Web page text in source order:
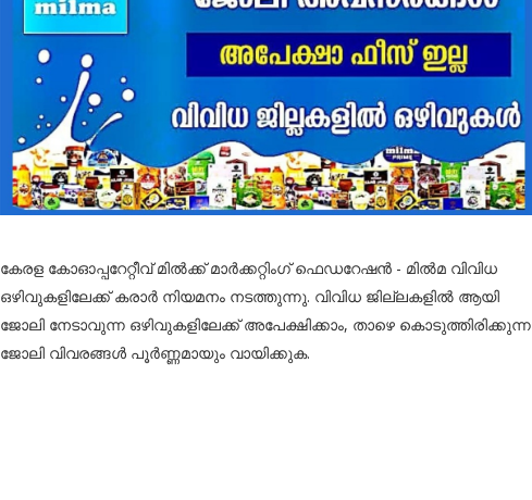
കേരള കോഓപ്പറേറ്റീവ് മിൽക്ക് മാർക്കറ്റിംഗ് ഫെഡറേഷൻ - മിൽമ വിവിധ
ഒഴിവുകളിലേക്ക് കരാർ നിയമനം നടത്തുന്നു. വിവിധ ജില്ലകളിൽ ആയി
ജോലി നേടാവുന്ന ഒഴിവുകളിലേക്ക് അപേക്ഷിക്കാം, താഴെ കൊടുത്തിരിക്കുന്ന
ജോലി വിവരങ്ങൾ പൂർണ്ണമായും വായിക്കുക.